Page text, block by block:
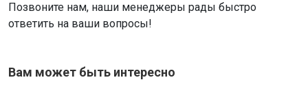
Позвоните нам, наши менеджеры рады быстро
ответить на ваши вопросы!
Вам может быть интересно